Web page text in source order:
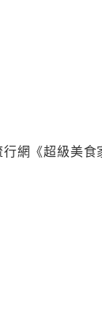
網《超級美食